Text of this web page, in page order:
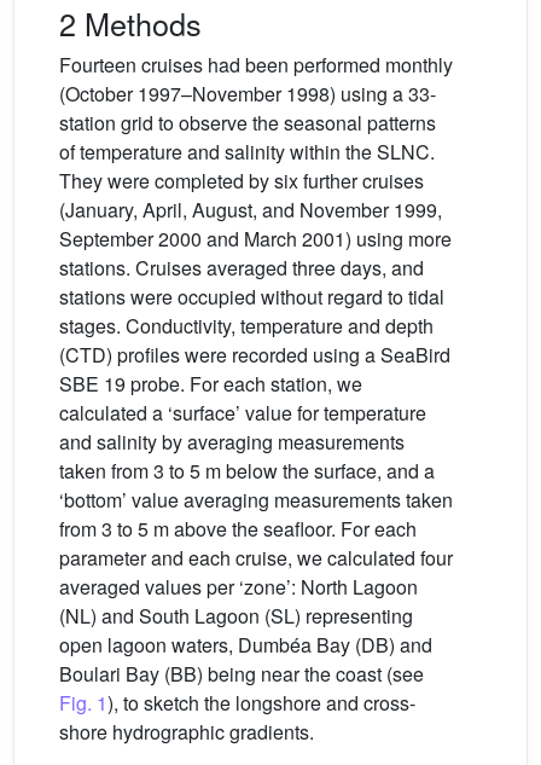
2 Methods
Fourteen cruises had been performed monthly
(October 1997–November 1998) using a 33-
station grid to observe the seasonal patterns
of temperature and salinity within the SLNC.
They were completed by six further cruises
(January, April, August, and November 1999,
September 2000 and March 2001) using more
stations. Cruises averaged three days, and
stations were occupied without regard to tidal
stages. Conductivity, temperature and depth
(CTD) profiles were recorded using a SeaBird
SBE 19 probe. For each station, we
calculated a ‘surface’ value for temperature
and salinity by averaging measurements
taken from 3 to 5 m below the surface, and a
‘bottom’ value averaging measurements taken
from 3 to 5 m above the seafloor. For each
parameter and each cruise, we calculated four
averaged values per ‘zone’: North Lagoon
(NL) and South Lagoon (SL) representing
open lagoon waters, Dumbéa Bay (DB) and
Boulari Bay (BB) being near the coast (see
Fig. 1), to sketch the longshore and cross-
shore hydrographic gradients.